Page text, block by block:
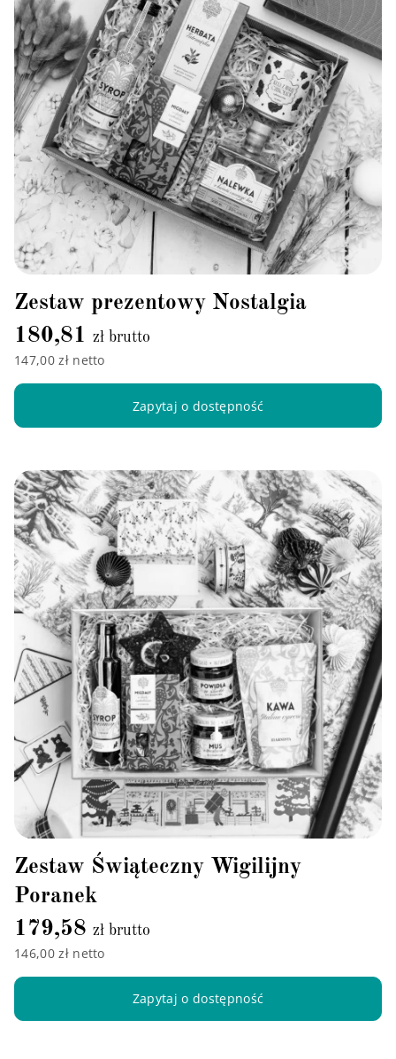
Zestaw prezentowy Nostalgia
180,81 zł brutto
147,00 zł netto
Zapytaj o dostępność
Zestaw Świąteczny Wigilijny
Poranek
179,58 zł brutto
146,00 zł netto
Zapytaj o dostępność